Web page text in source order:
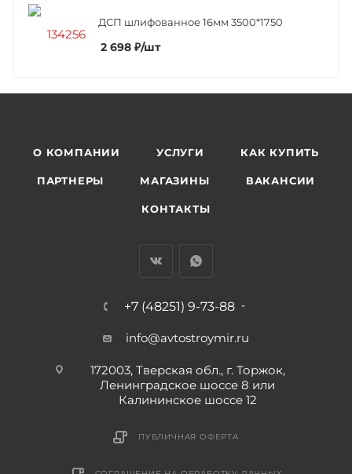
ДСП шлифованное 16мм 3500*1750
2 698 ₽/шт
О КОМПАНИИ УСЛУГИ КАК КУПИТЬ
ПАРТНЕРЫ МАГАЗИНЫ ВАКАНСИИ
КОНТАКТЫ
+7 (48251) 9-73-88
info@avtostroymir.ru
172003, Тверская обл., г. Торжок,
Ленинградское шоссе 8 или
Калининское шоссе 12
ПУБЛИЧНАЯ ОФЕРТА